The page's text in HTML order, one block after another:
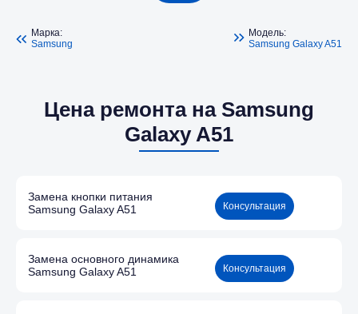
Марка:
Samsung
Модель:
Samsung Galaxy A51
Цена ремонта на Samsung
Galaxy A51
Замена кнопки питания
Samsung Galaxy A51
Консультация
Замена основного динамика
Samsung Galaxy A51
Консультация